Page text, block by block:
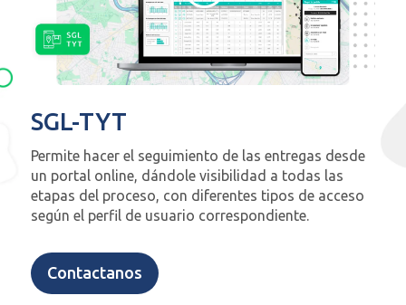
SGL-TYT
Permite hacer el seguimiento de las entregas desde
un portal online, dándole visibilidad a todas las
etapas del proceso, con diferentes tipos de acceso
según el perfil de usuario correspondiente.
Contactanos